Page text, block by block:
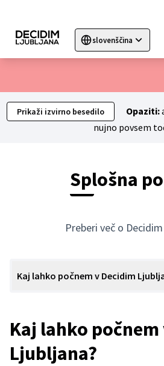
slovenščina
Sprache wählen
Prikaži izvirno besedilo Opaziti:
nujno povsem
Splošna
Preberi več o
Kaj lahko počnem v Decidim
Kaj lahko
Ljubljana?